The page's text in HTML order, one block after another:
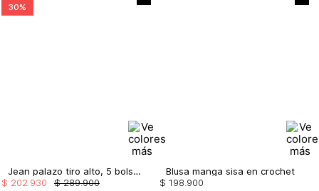
30%
Jean palazo tiro alto, 5 bolsillos
$ 289.900
$ 202 930
Blusa manga sisa en crochet
$ 198 900